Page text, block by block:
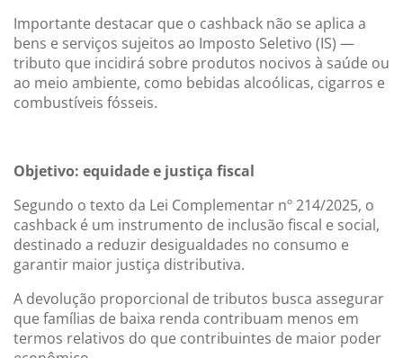
Importante destacar que o cashback não se aplica a
bens e serviços sujeitos ao Imposto Seletivo (IS) —
tributo que incidirá sobre produtos nocivos à saúde ou
ao meio ambiente, como bebidas alcoólicas, cigarros e
combustíveis fósseis.
Objetivo: equidade e justiça fiscal
Segundo o texto da Lei Complementar nº 214/2025, o
cashback é um instrumento de inclusão fiscal e social,
destinado a reduzir desigualdades no consumo e
garantir maior justiça distributiva.
A devolução proporcional de tributos busca assegurar
que famílias de baixa renda contribuam menos em
termos relativos do que contribuintes de maior poder